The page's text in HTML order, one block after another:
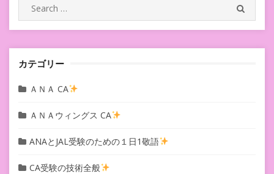
シ
ョ
ン
Search
for:
カテゴリー
ＡＮＡ CA
ＡＮＡウィングス CA
ANAとJAL受験のための１日1敬語
CA受験の技術全般